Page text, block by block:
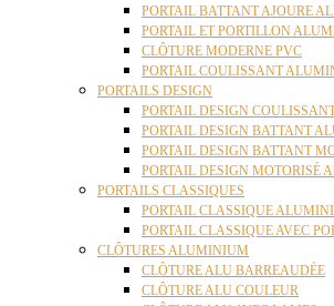
PORTAIL BATTANT AJOURE
PORTAIL ET PORTILLON
CLÔTURE MODERNE PVC
PORTAIL COULISSANT
PORTAILS DESIGN
PORTAIL DESIGN
PORTAIL DESIGN BATTANT
PORTAIL DESIGN BATTANT
PORTAIL DESIGN MOTORISÉ
PORTAILS CLASSIQUES
PORTAIL CLASSIQUE
PORTAIL CLASSIQUE AVEC
CLÔTURES ALUMINIUM
CLÔTURE ALU BARREAUDÉE
CLÔTURE ALU COULEUR